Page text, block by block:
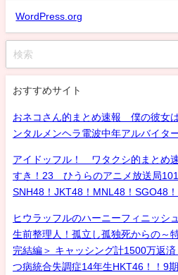
WordPress.org
おすすめサイト
おネコさん的まとめ速報 僕の彼女
ンタルメンヘラ電波中年アルバイタ
アイドッフル！ ワタクシ的まとめ
すき！23 ひうらのアニメ放送局
SNH48！JKT48！MNL48！SGO48
ヒウラッフルのハーニーフィニッシ
生前整理人！孤立し孤独死からの～
完結編＞ キャッシング計1500万返
つ病統合失調症14年生HKT46！！9